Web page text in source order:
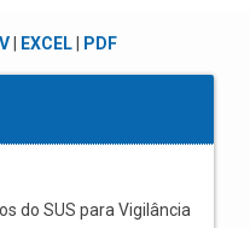
| EXCEL| PDF
do SUS para Vigilância